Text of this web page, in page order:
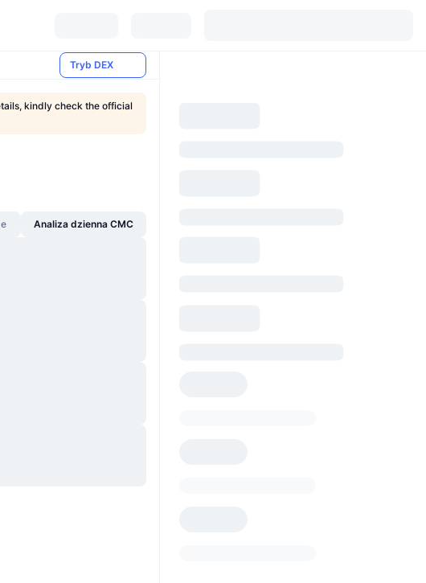
Tryb DEX
kindly check the official
Analiza dzienna CMC